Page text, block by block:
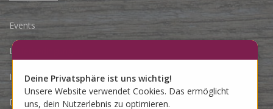
Events
Lieferbedingungen
Impressum
Datenschutzerklärung
Deine Privatsphäre ist uns wichtig!
Unsere Website verwendet Cookies. Das ermöglicht
uns, dein Nutzerlebnis zu optimieren.